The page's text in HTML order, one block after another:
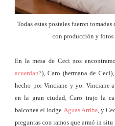
Todas estas postales fueron tomadas
con producción y fotos
En la mesa de Ceci nos
acuerdan?), Caro (hermana de
hecho por Vinciane y yo. Vinciane
en la gran ciudad, Caro trajo la
balconea el lodge Aguas Arriba , y
preguntas con ramos que armó in